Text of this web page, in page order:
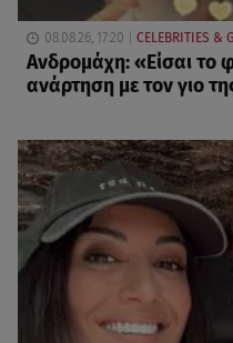
08.08.26, 17:20 CELEBRITIES &
Ανδρομάχη: «Είσαι το
ανάρτηση με τον γιο